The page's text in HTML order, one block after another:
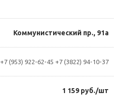
Коммунистический пр., 91а
+7 (953) 922-62-45 +7 (3822) 94-10-37
1 159 руб./шт